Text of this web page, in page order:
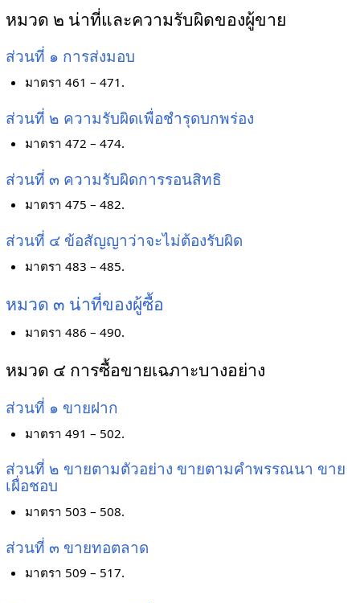
หมวด ๒ น่าที่และความรับผิดของผู้ขาย
ส่วนที่ ๑ การส่งมอบ
มาตรา 461 – 471.
ส่วนที่ ๒ ความรับผิดเพื่อชำรุดบกพร่อง
มาตรา 472 – 474.
ส่วนที่ ๓ ความรับผิดการรอนสิทธิ
มาตรา 475 – 482.
ส่วนที่ ๔ ข้อสัญญาว่าจะไม่ต้องรับผิด
มาตรา 483 – 485.
หมวด ๓ น่าที่ของผู้ซื้อ
มาตรา 486 – 490.
หมวด ๔ การซื้อขายเฉภาะบางอย่าง
ส่วนที่ ๑ ขายฝาก
มาตรา 491 – 502.
ส่วนที่ ๒ ขายตามตัวอย่าง ขายตามคำพรรณนา ขาย
เผื่อชอบ
มาตรา 503 – 508.
ส่วนที่ ๓ ขายทอตลาด
มาตรา 509 – 517.